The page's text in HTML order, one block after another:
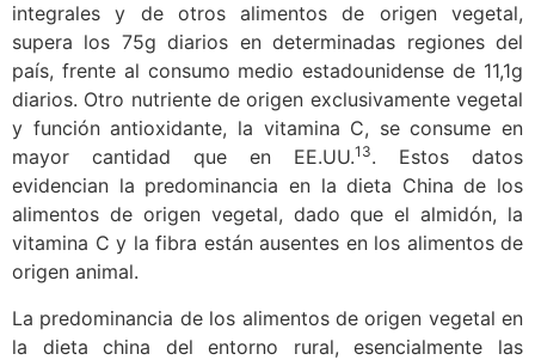
integrales y de otros alimentos de origen vegetal,
supera los 75g diarios en determinadas regiones del
país, frente al consumo medio estadounidense de 11,1g
diarios. Otro nutriente de origen exclusivamente vegetal
y función antioxidante, la vitamina C, se consume en
mayor cantidad que en EE.UU.13. Estos datos
evidencian la predominancia en la dieta China de los
alimentos de origen vegetal, dado que el almidón, la
vitamina C y la fibra están ausentes en los alimentos de
origen animal.
La predominancia de los alimentos de origen vegetal en
la dieta china del entorno rural, esencialmente las